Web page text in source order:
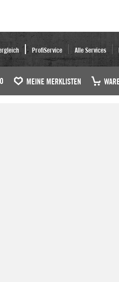
ProfiService Alle Services
MEINE MERKLISTEN